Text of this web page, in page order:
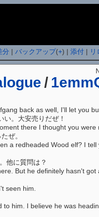
分 |バックアップ(+) |添付 | リ
/
back as well, I'll let you
い。大安売りだぜ！
there I thought you were
ぜ。
a redheaded Wood elf? I
他に質問は？
But he definitely hasn't got
seen him.
him. I believe he was